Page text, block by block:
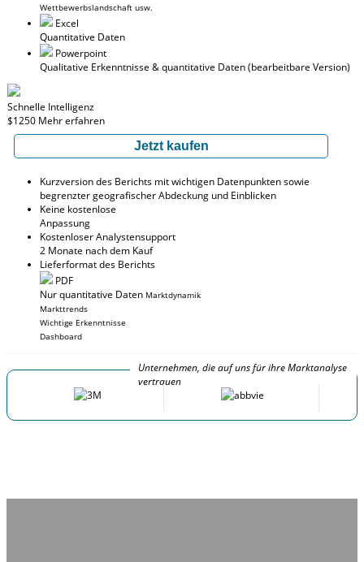
Wettbewerbslandschaft usw.
Excel
Quantitative Daten
Powerpoint
Qualitative Erkenntnisse & quantitative Daten(bearbeitbare Version)
Schnelle Intelligenz
$1250 Mehr erfahren
Jetzt kaufen
Kurzversion des Berichts mit wichtigen Datenpunkten sowie
begrenzter geografischer Abdeckung und Einblicken
Keine kostenlose
Anpassung
Kostenloser Analystensupport
2 Monate nach dem Kauf
Lieferformat des Berichts
PDF
Nur quantitative Daten Marktdynamik
Markttrends
Wichtige Erkenntnisse
Dashboard
Unternehmen, die auf uns für ihre Marktanalyse
vertrauen